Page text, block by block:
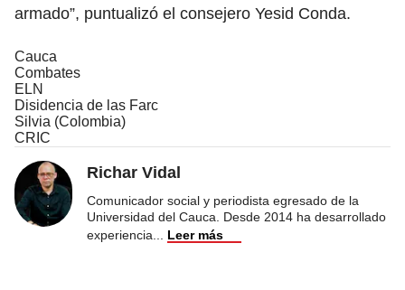
armado”, puntualizó el consejero Yesid Conda.
Cauca
Combates
ELN
Disidencia de las Farc
Silvia (Colombia)
CRIC
Richar Vidal
Comunicador social y periodista egresado de la
Universidad del Cauca. Desde 2014 ha desarrollado
experiencia
Leer más